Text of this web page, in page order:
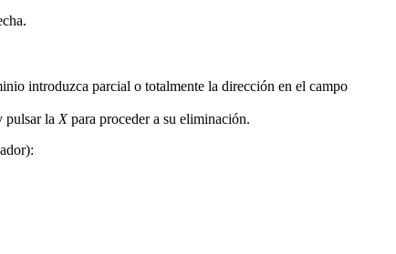
introduzca parcial o totalmente la dirección en el campo
pulsar la Xpara proceder a su eliminación.